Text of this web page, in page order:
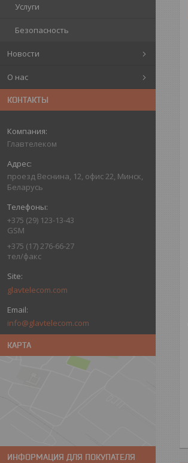
Услуги
Безопасность
Новости
О нас
КОНТАКТЫ
Главтелеком
проезд Веснина, 12, офис 22, Минск,
Беларусь
+375 (29) 123-13-43
GSM
+375 (17) 276-66-27
тел/факс
glavtelecom.com
info@glavtelecom.com
КАРТА
ИНФОРМАЦИЯ ДЛЯ ПОКУПАТЕЛЯ